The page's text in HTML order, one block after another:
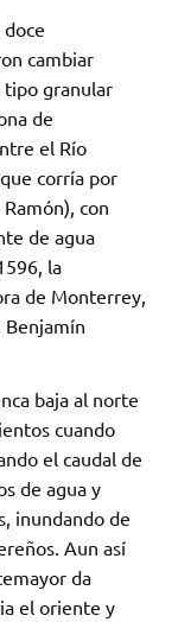
cambiar
tipo granular
de
el Río
corría por
con
de agua
la
de Monterrey,
Benjamín
baja al norte
cuando
el caudal de
de agua y
inundando de
Aun así
da
el oriente y